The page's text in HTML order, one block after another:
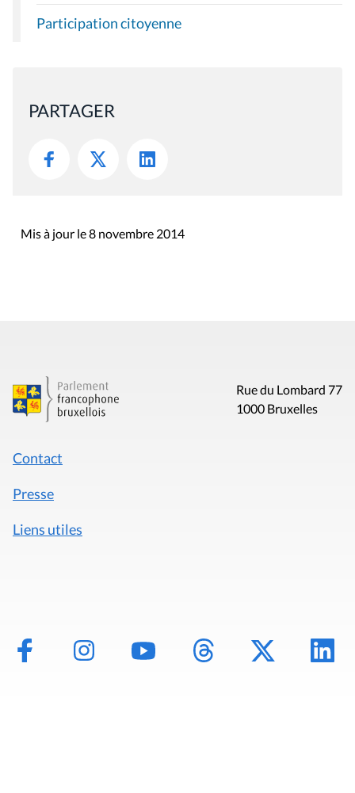
Participation citoyenne
PARTAGER
Mis à jour le 8 novembre 2014
Rue du Lombard 77
1000 Bruxelles
Contact
Presse
Liens utiles